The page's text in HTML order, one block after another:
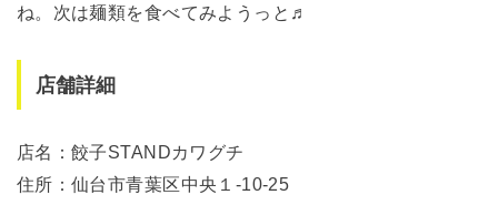
ね。次は麺類を食べてみようっと♬
店舗詳細
店名：餃子STANDカワグチ
住所：仙台市青葉区中央１-10-25